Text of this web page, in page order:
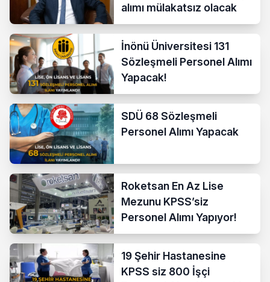
alımı mülakatsız olacak
İnönü Üniversitesi 131
Sözleşmeli Personel Alımı
Yapacak!
SDÜ 68 Sözleşmeli
Personel Alımı Yapacak
Roketsan En Az Lise
Mezunu KPSS’siz
Personel Alımı Yapıyor!
19 Şehir Hastanesine
KPSS siz 800 İşçi